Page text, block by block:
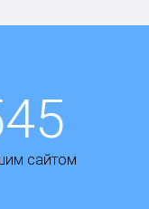
сайтом